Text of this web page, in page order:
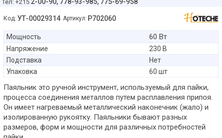
Тел: +215
Код: УТ-00029314 Артикул: P702060
Мощность 60 Вт
Напряжение
230 В
Подставка
Нет
Упаковка
60 шт
Паяльник это ручной инструмент, используемый для пайки,
процесса соединения металлов путем расплавления припоя.
Он имеет нагреваемый металлический наконечник (жало) и
изолированную рукоятку. Паяльники бывают разных
размеров, форм и мощности для различных потребностей